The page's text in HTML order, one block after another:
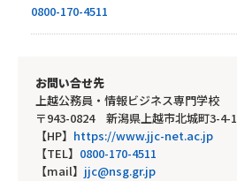
0800-170-4511
お問い合せ先
上越公務員・情報ビジネス専門学校
〒943-0824 新潟県上越市北城町3-4-1
【HP】 https://www.jjc-net.ac.jp
【TEL】 0800-170-4511
【mail】 jjc@nsg.gr.jp